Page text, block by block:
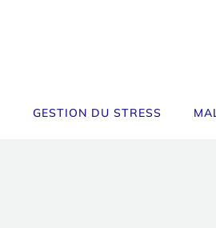
GESTION DU STRESS